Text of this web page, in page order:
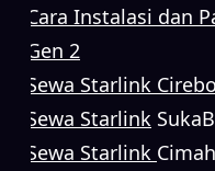
Cara Instalasi dan
Gen 2
Sewa Starlink
Sewa Starlink
Sewa Starlink